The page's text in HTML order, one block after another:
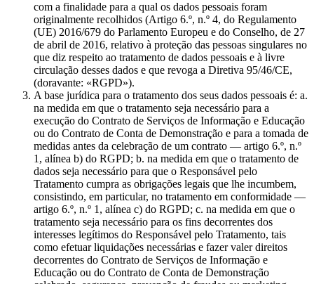
com a finalidade para a qual os dados pessoais foram
originalmente recolhidos (Artigo 6.º, n.º 4, do Regulamento
(UE) 2016/679 do Parlamento Europeu e do Conselho, de 27
de abril de 2016, relativo à proteção das pessoas singulares no
que diz respeito ao tratamento de dados pessoais e à livre
circulação desses dados e que revoga a Diretiva 95/46/CE,
(doravante: «RGPD»).
A base jurídica para o tratamento dos seus dados pessoais é: a.
na medida em que o tratamento seja necessário para a
execução do Contrato de Serviços de Informação e Educação
ou do Contrato de Conta de Demonstração e para a tomada de
medidas antes da celebração de um contrato — artigo 6.º, n.º
1, alínea b) do RGPD; b. na medida em que o tratamento de
dados seja necessário para que o Responsável pelo
Tratamento cumpra as obrigações legais que lhe incumbem,
consistindo, em particular, no tratamento em conformidade —
artigo 6.º, n.º 1, alínea c) do RGPD; c. na medida em que o
tratamento seja necessário para os fins decorrentes dos
interesses legítimos do Responsável pelo Tratamento, tais
como efetuar liquidações necessárias e fazer valer direitos
decorrentes do Contrato de Serviços de Informação e
Educação ou do Contrato de Conta de Demonstração